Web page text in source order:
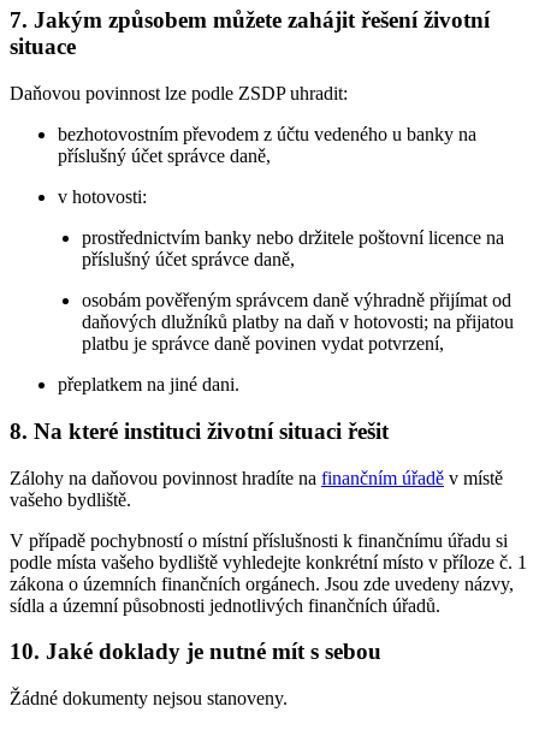
7. Jakým způsobem můžete zahájit řešení životní
situace
Daňovou povinnost lze podle ZSDP uhradit:
bezhotovostním převodem z účtu vedeného u banky na
příslušný účet správce daně,
v hotovosti:
prostřednictvím banky nebo držitele poštovní licence na
příslušný účet správce daně,
osobám pověřeným správcem daně výhradně přijímat od
daňových dlužníků platby na daň v hotovosti; na přijatou
platbu je správce daně povinen vydat potvrzení,
přeplatkem na jiné dani.
8. Na které instituci životní situaci řešit
Zálohy na daňovou povinnost hradíte na finančním úřadě v místě
vašeho bydliště.
V případě pochybností o místní příslušnosti k finančnímu úřadu si
podle místa vašeho bydliště vyhledejte konkrétní místo v příloze č. 1
zákona o územních finančních orgánech. Jsou zde uvedeny názvy,
sídla a územní působnosti jednotlivých finančních úřadů.
10. Jaké doklady je nutné mít s sebou
Žádné dokumenty nejsou stanoveny.